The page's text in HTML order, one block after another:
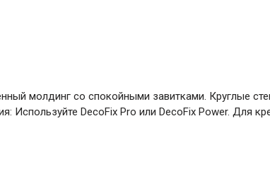
молдинг со спокойными завитками. Круглые
Используйте DecoFix Pro или DecoFix Power. Для